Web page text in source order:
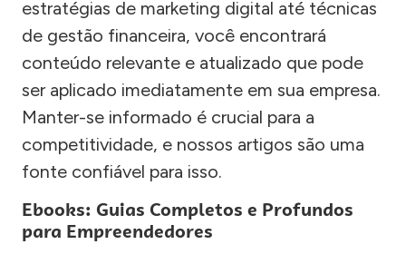
estratégias de marketing digital até técnicas
de gestão financeira, você encontrará
conteúdo relevante e atualizado que pode
ser aplicado imediatamente em sua empresa.
Manter-se informado é crucial para a
competitividade, e nossos artigos são uma
fonte confiável para isso.
Ebooks: Guias Completos e Profundos
para Empreendedores